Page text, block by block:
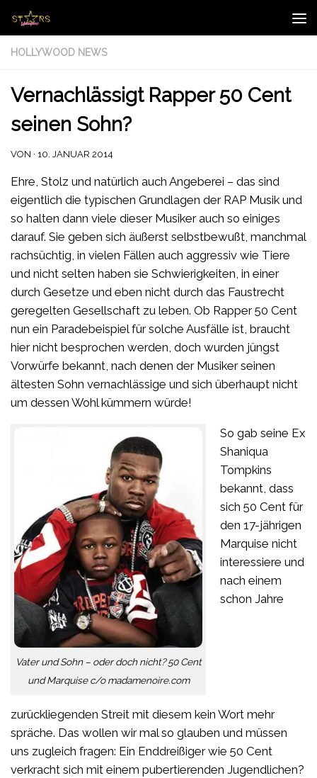
Zum Inhalt springen
HOLLYWOOD NEWS
Vernachlässigt Rapper 50 Cent
seinen Sohn?
VON · 10. JANUAR 2014
Ehre, Stolz und natürlich auch Angeberei – das sind
eigentlich die typischen Grundlagen der RAP Musik und
so halten dann viele dieser Musiker auch so einiges
darauf. Sie geben sich äußerst selbstbewußt, manchmal
rachsüchtig, in vielen Fällen auch aggressiv wie Tiere
und nicht selten haben sie Schwierigkeiten, in einer
durch Gesetze und eben nicht durch das Faustrecht
geregelten Gesellschaft zu leben. Ob Rapper 50 Cent
nun ein Paradebeispiel für solche Ausfälle ist, braucht
hier nicht besprochen werden, doch wurden jüngst
Vorwürfe bekannt, nach denen der Musiker seinen
ältesten Sohn vernachlässige und sich überhaupt nicht
um dessen Wohl kümmern würde!
Vater und Sohn – oder doch nicht? 50 Cent
und Marquise c/o madamenoire.com
So gab seine Ex
Shaniqua
Tompkins
bekannt, dass
sich 50 Cent für
den 17-jährigen
Marquise nicht
interessiere und
nach einem
schon Jahre
zurückliegenden Streit mit diesem kein Wort mehr
spräche. Das wollen wir mal so glauben und müssen
uns zugleich fragen: Ein Enddreißiger wie 50 Cent
verkracht sich mit einem pubertierenden Jugendlichen?